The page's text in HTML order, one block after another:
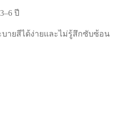
ปี
ายสีได้ง่ายและไม่รู้สึกซับซ้อน